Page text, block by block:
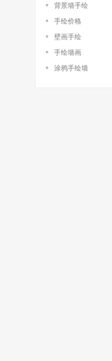
背景墙手绘
手绘价格
壁画手绘
手绘墙画
涂鸦手绘墙